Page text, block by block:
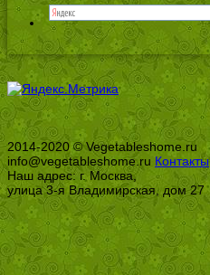
2014-2020 © Vegetableshome.ru
info@vegetableshome.ru Контакты
Наш адрес: г. Москва,
улица 3-я Владимирская, дом 27